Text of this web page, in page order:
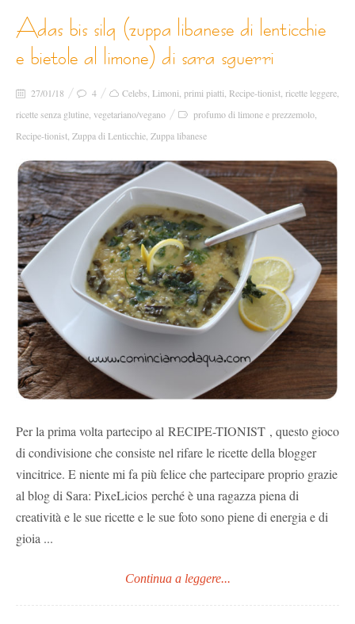
adas bis silq (zuppa libanese di lenticchie
e bietole al limone) di sara sguerri
27/01/18 4 Celebs Limoni primi piatti Recipe-tionist ricette leggere
ricette senza glutine vegetariano/vegano profumo di limone e prezzemolo
Recipe-tionist Zuppa di Lenticchie Zuppa libanese
Per la prima volta partecipo al RECIPE-TIONIST , questo gioco
di condivisione che consiste nel rifare le ricette della blogger
vincitrice. E niente mi fa più felice che partecipare proprio grazie
al blog di Sara: PixeLicios perché è una ragazza piena di
creatività e le sue ricette e le sue foto sono piene di energia e di
gioia ...
Continua a leggere...